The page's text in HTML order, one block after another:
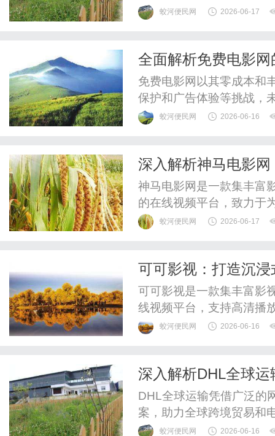
蛟河便民网 2026-06-17
全面解析免费电影
免费电影网以其零成本和
保护和广告体验等挑战，
展。蛟河便民网 2026-06-16
深入解析神马电影
升
神马电影网是一款集丰富
的在线视频平台，致力于
蛟河便民网 2026-06-17
可可影视：打造沉
可可影视是一款集丰富影
线视频平台，支持高清播
蛟河便民网 2026-06-16
深入解析DHL全球
DHL全球运输凭借广泛的
案，助力全球跨境贸易和
务。蛟河便民网 2026-06-16